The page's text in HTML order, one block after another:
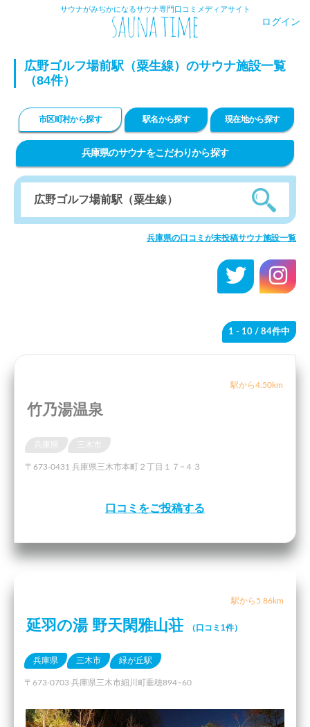
サウナがみぢかになるサウナ専門口コミメディアサイト
ログイン
広野ゴルフ場前駅（粟生線）のサウナ施設一覧
（84件）
市区町村から探す 駅名から探す 現在地から探す
兵庫県のサウナをこだわりから探す
兵庫県の口コミが未投稿サウナ施設一覧
1 - 10 / 84件中
駅から4.50km
竹乃湯温泉
〒673-0431 兵庫県三木市本町２丁目１７−４３
口コミをご投稿する
駅から5.86km
延羽の湯 野天閑雅山荘 （口コミ1件）
兵庫県 三木市 緑が丘駅
〒673-0703 兵庫県三木市細川町垂穂894−60